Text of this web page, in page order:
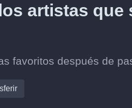
artistas que
favoritos después de